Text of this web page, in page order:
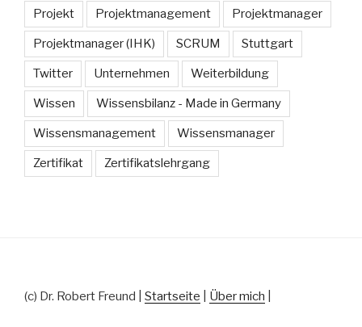
Projekt Projektmanagement Projektmanager
Projektmanager (IHK) SCRUM Stuttgart
Twitter Unternehmen Weiterbildung
Wissen Wissensbilanz - Made in Germany
Wissensmanagement Wissensmanager
Zertifikat Zertifikatslehrgang
(c) Dr. Robert Freund | Startseite Über mich